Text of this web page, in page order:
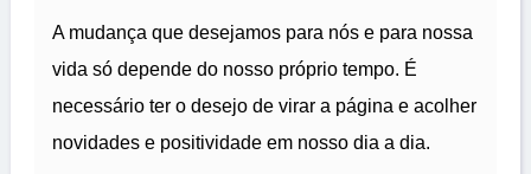
A mudança que desejamos para nós e para nossa
vida só depende do nosso próprio tempo. É
necessário ter o desejo de virar a página e acolher
novidades e positividade em nosso dia a dia.